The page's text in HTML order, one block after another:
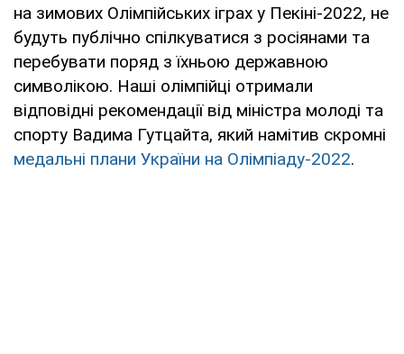
на зимових Олімпійських іграх у Пекіні-2022, не
будуть публічно спілкуватися з росіянами та
перебувати поряд з їхньою державною
символікою. Наші олімпійці отримали
відповідні рекомендації від міністра молоді та
спорту Вадима Гутцайта, який намітив скромні
медальні плани України на Олімпіаду-2022.